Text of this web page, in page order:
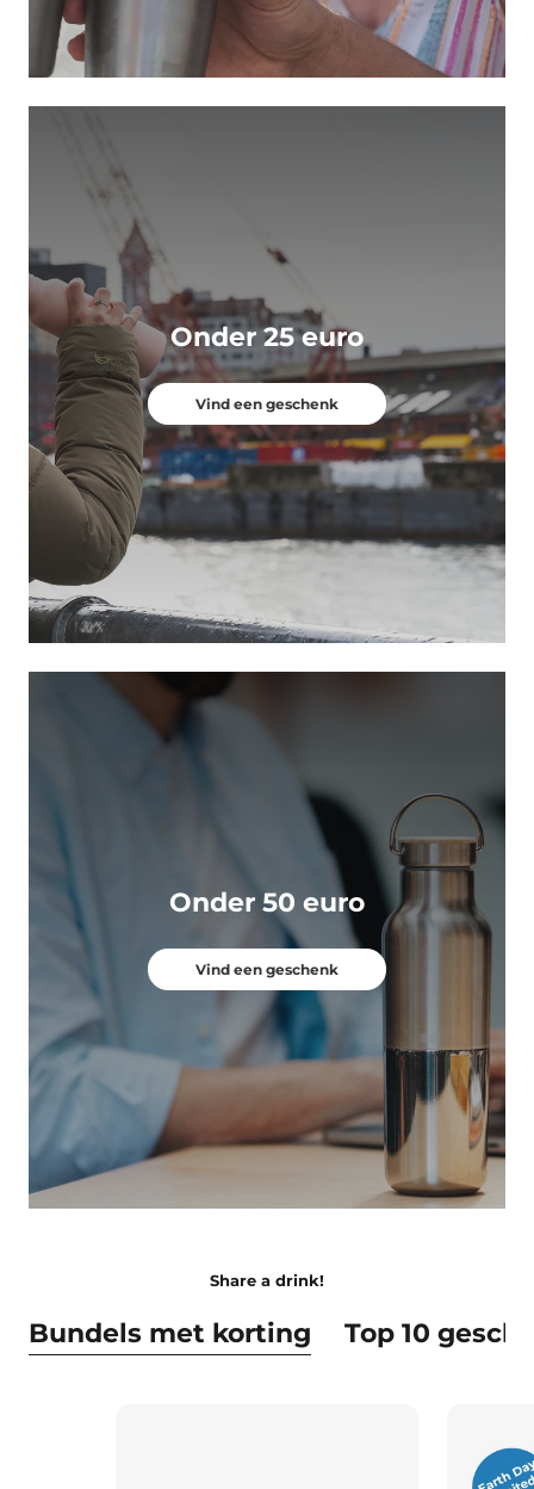
Onder 25 euro
Vind een geschenk
Onder 50 euro
Vind een geschenk
Share a drink!
Bundels met korting Top 10